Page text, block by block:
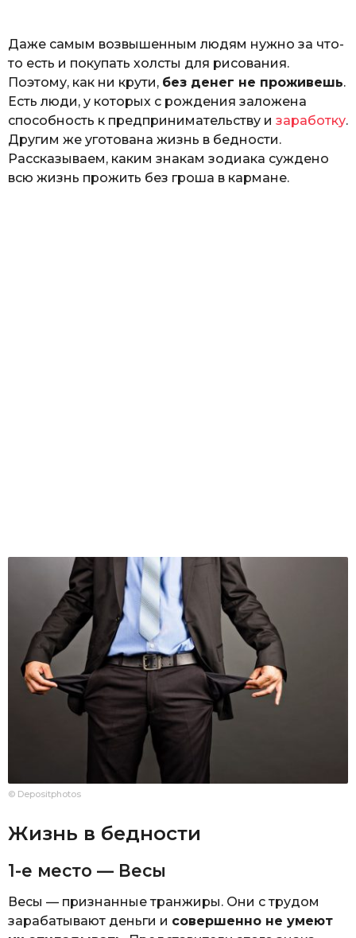
р
к
а
л
ю
к
Даже самым возвышенным людям нужно за что-
то есть и покупать холсты для рисования.
Поэтому, как ни крути, без денег не проживешь.
Есть люди, у которых с рождения заложена
способность к предпринимательству и заработку.
Другим же уготована жизнь в бедности.
Рассказываем, каким знакам зодиака суждено
всю жизнь прожить без гроша в кармане.
© Depositphotos
Жизнь в бедности
1-е место — Весы
Весы — признанные транжиры. Они с трудом
зарабатывают деньги и совершенно не умеют